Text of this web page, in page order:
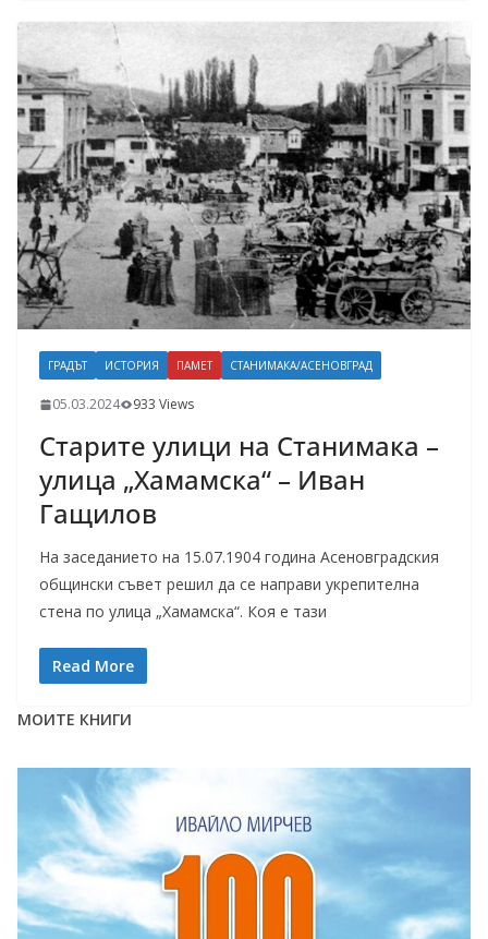
ГРАДЪТ ИСТОРИЯ ПАМЕТ СТАНИМАКА/АСЕНОВГРАД
05.03.2024 933 Views
Старите улици на Станимака –
улица „Хамамска“ – Иван
Гащилов
На заседанието на 15.07.1904 година Асеновградския
общински съвет решил да се направи укрепителна
стена по улица „Хамамска“. Коя е тази
Read More
МОИТЕ КНИГИ